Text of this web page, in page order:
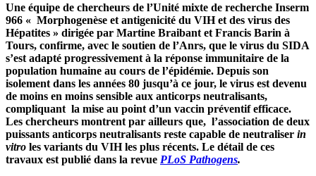
Une équipe de chercheurs de l’Unité mixte de recherche Inserm
966 « Morphogenèse et antigenicité du VIH et des virus des
Hépatites » dirigée par Martine Braibant et Francis Barin à
Tours, confirme, avec le soutien de l’Anrs, que le virus du SIDA
s’est adapté progressivement à la réponse immunitaire de la
population humaine au cours de l’épidémie. Depuis son
isolement dans les années 80 jusqu’à ce jour, le virus est devenu
de moins en moins sensible aux anticorps neutralisants,
compliquant la mise au point d’un vaccin préventif efficace.
Les chercheurs montrent par ailleurs que, l’association de deux
puissants anticorps neutralisants reste capable de neutraliser in
vitro les variants du VIH les plus récents. Le détail de ces
travaux est publié dans la revue PLoS Pathogens.